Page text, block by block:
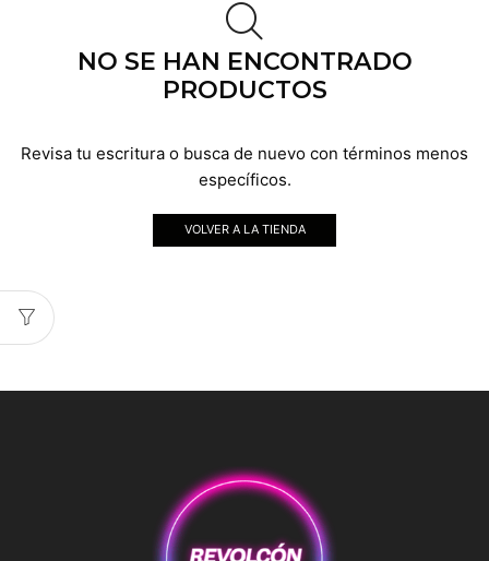
NO SE HAN ENCONTRADO
PRODUCTOS
Revisa tu escritura o busca de nuevo con términos menos
específicos.
VOLVER A LA TIENDA